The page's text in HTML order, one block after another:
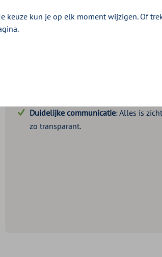
Voordelen medewerker
: De
:
Duidelijke communicatie: Alles is
zo transparant.
keuze kun je op elk moment wijzigen. Of